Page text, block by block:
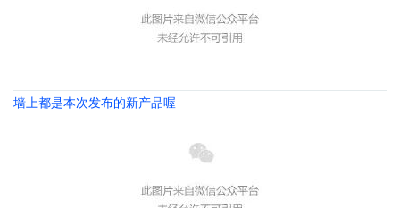
墙上都是本次发布的新产品喔